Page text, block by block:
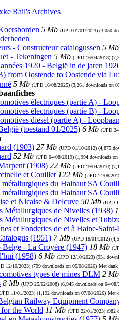
Rail's Archives
5 Mb (UPD 01/01/2023) (3,050
- Constructeur catalogussen 5 Mb
- Tekeningen 5 Mb (UPD 16/04/2018)
1920 - België in de jaren
from Oostende to Oostende via
5 Mb (UPD 16/08/2025) (3,261 downloads on
électriques (partie A) -
électriques (partie B) -
diesel (partie A) -
(toestand 01/2025) 6 Mb (UPD
(1903) 27 Mb (UPD 01/10/2012) (4,875
52 Mb (UPD 04/08/2019) (1,994 downloads
(1908) 22 Mb (UPD 19/04/2010)
et Couillet 122 Mb (UPD 14/08/
métallurgiques du Hainaut SA
métallurgiques du Hainaut SA
et Nicaise & Delcuve 50 Mb (UPD
Métallurgiques de Nivelles (1938)
Métallurgiques de Nivelles et
et Fonderies de et à Haine-
(1951) 7 Mb (UPD 18/01/2012)
Belge - La Croyère (1947) 18 Mb
(1958) 6 Mb (UPD 12/10/2023) (931
12/10/2023) (799 downloads on 05/08/2026) Met dank
types de mines DLM 2 Mb
8 Mb (UPD 25/02/2008) (6,945 downloads on 04/08/
11/01/2023) (1,192 downloads on 07/08/2026) Met
Railway Equipment
the World 11 Mb (UPD 22/01/2023) (982